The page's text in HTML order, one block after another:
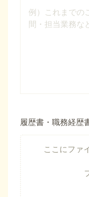
履歴書・職務経歴
ここにファ